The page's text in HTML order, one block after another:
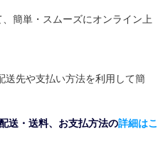
簡単・スムーズにオンライン上
送先や支払い方法を利用して簡
送・送料、お支払方法の詳細はこ